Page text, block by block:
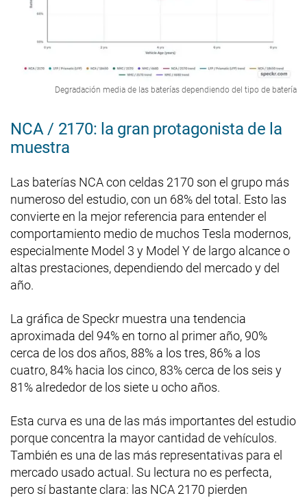
Degradación media de las baterías dependiendo del tipo de batería
NCA / 2170: la gran protagonista de la
muestra
Las baterías NCA con celdas 2170 son el grupo más
numeroso del estudio, con un 68% del total. Esto las
convierte en la mejor referencia para entender el
comportamiento medio de muchos Tesla modernos,
especialmente Model 3 y Model Y de largo alcance o
altas prestaciones, dependiendo del mercado y del
año.
La gráfica de Speckr muestra una tendencia
aproximada del 94% en torno al primer año, 90%
cerca de los dos años, 88% a los tres, 86% a los
cuatro, 84% hacia los cinco, 83% cerca de los seis y
81% alrededor de los siete u ocho años.
Esta curva es una de las más importantes del estudio
porque concentra la mayor cantidad de vehículos.
También es una de las más representativas para el
mercado usado actual. Su lectura no es perfecta,
pero sí bastante clara: las NCA 2170 pierden